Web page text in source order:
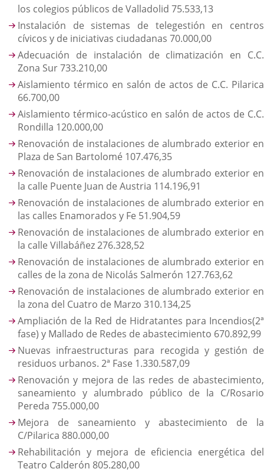
los colegios públicos de Valladolid 75.533,13
Instalación de sistemas de telegestión en centros
cívicos y de iniciativas ciudadanas 70.000,00
Adecuación de instalación de climatización en C.C.
Zona Sur 733.210,00
Aislamiento térmico en salón de actos de C.C. Pilarica
66.700,00
Aislamiento térmico-acústico en salón de actos de C.C.
Rondilla 120.000,00
Renovación de instalaciones de alumbrado exterior en
Plaza de San Bartolomé 107.476,35
Renovación de instalaciones de alumbrado exterior en
la calle Puente Juan de Austria 114.196,91
Renovación de instalaciones de alumbrado exterior en
las calles Enamorados y Fe 51.904,59
Renovación de instalaciones de alumbrado exterior en
la calle Villabáñez 276.328,52
Renovación de instalaciones de alumbrado exterior en
calles de la zona de Nicolás Salmerón 127.763,62
Renovación de instalaciones de alumbrado exterior en
la zona del Cuatro de Marzo 310.134,25
Ampliación de la Red de Hidratantes para Incendios(2ª
fase) y Mallado de Redes de abastecimiento 670.892,99
Nuevas infraestructuras para recogida y gestión de
residuos urbanos. 2ª Fase 1.330.587,09
Renovación y mejora de las redes de abastecimiento,
saneamiento y alumbrado público de la C/Rosario
Pereda 755.000,00
Mejora de saneamiento y abastecimiento de la
C/Pilarica 880.000,00
Rehabilitación y mejora de eficiencia energética del
Teatro Calderón 805.280,00